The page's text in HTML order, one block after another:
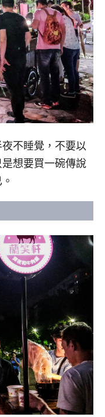
不睡覺，不要以
想要買一碗傳說